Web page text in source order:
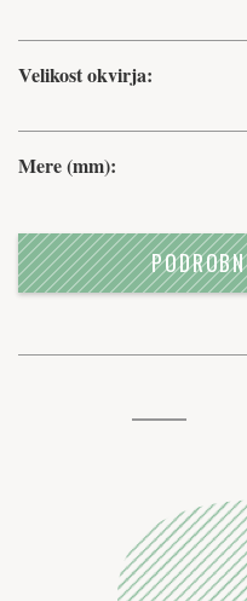
Velikost okvirja:
Mere (mm):